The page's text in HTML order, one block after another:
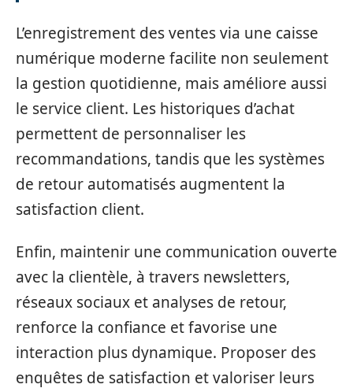
L’enregistrement des ventes via une caisse
numérique moderne facilite non seulement
la gestion quotidienne, mais améliore aussi
le service client. Les historiques d’achat
permettent de personnaliser les
recommandations, tandis que les systèmes
de retour automatisés augmentent la
satisfaction client.
Enfin, maintenir une communication ouverte
avec la clientèle, à travers newsletters,
réseaux sociaux et analyses de retour,
renforce la confiance et favorise une
interaction plus dynamique. Proposer des
enquêtes de satisfaction et valoriser leurs